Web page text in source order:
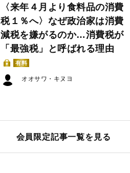
〈来年４月より食料品の消費
税１％へ〉なぜ政治家は消費
減税を嫌がるのか…消費税が
「最強税」と呼ばれる理由
有料
オオサワ・キヌヨ
会員限定記事一覧を見る